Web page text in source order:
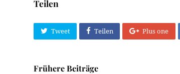
Teilen
Tweet Teilen Plus one
Frühere Beiträge